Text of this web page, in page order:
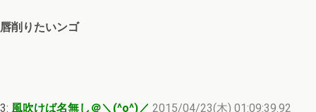
唇削りたいンゴ
3: 風吹けば名無し＠＼(^o^)／ 2015/04/23(木) 01:09:39.92